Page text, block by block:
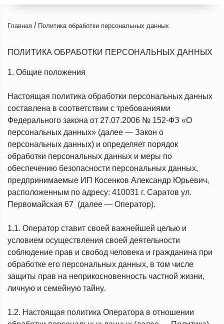
Главная / Политика обработки персональных данных
ПОЛИТИКА ОБРАБОТКИ ПЕРСОНАЛЬНЫХ ДАННЫХ
1. Общие положения
Настоящая политика обработки персональных данных
составлена в соответствии с требованиями
Федерального закона от 27.07.2006 № 152-ФЗ «О
персональных данных» (далее — Закон о
персональных данных) и определяет порядок
обработки персональных данных и меры по
обеспечению безопасности персональных данных,
предпринимаемые ИП Косенков Александр Юрьевич,
расположенным по адресу: 410031 г. Саратов ул.
Первомайская 67 (далее — Оператор).
1.1. Оператор ставит своей важнейшей целью и
условием осуществления своей деятельности
соблюдение прав и свобод человека и гражданина при
обработке его персональных данных, в том числе
защиты прав на неприкосновенность частной жизни,
личную и семейную тайну.
1.2. Настоящая политика Оператора в отношении